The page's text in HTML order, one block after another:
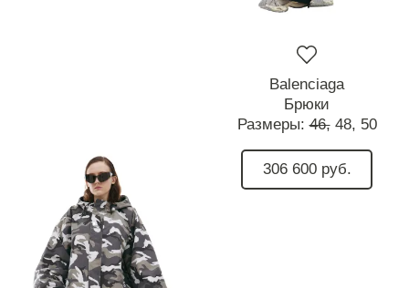
Balenciaga
Брюки
Размеры:46, 48, 50
306 600 руб.